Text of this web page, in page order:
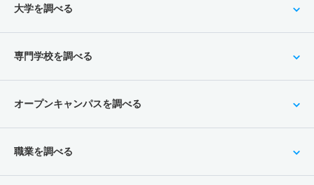
大学を調べる
専門学校を調べる
オープンキャンパスを調べる
職業を調べる